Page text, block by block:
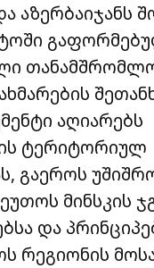
აზერბაიჯანს
აღიარებს
ტერიტორიულ
გაეროს
მინსკის
და
რეგიონის